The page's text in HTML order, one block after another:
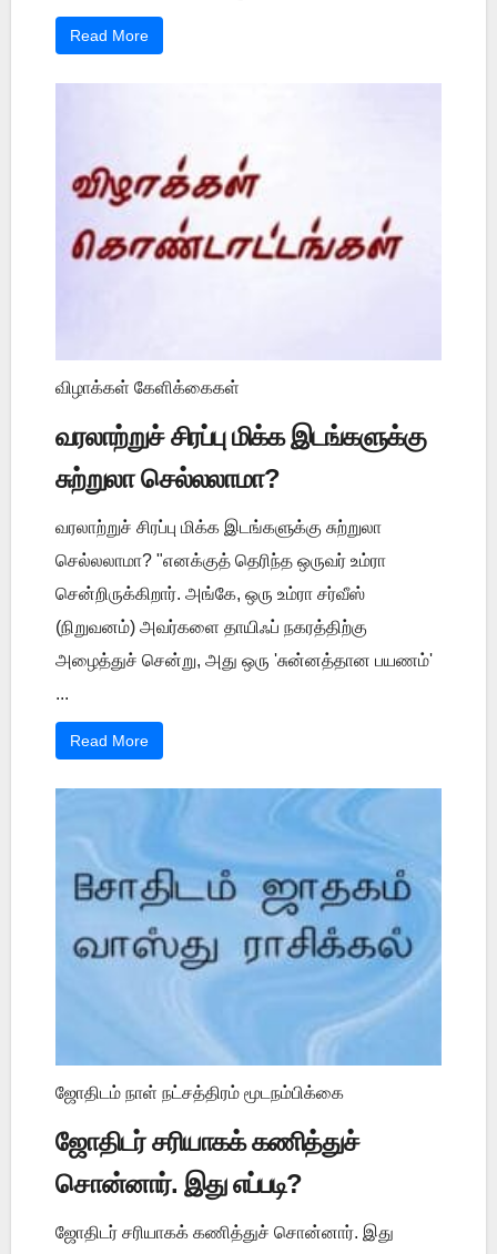
Read More
விழாக்கள் கேளிக்கைகள்
வரலாற்றுச் சிரப்பு மிக்க இடங்களுக்கு
சுற்றுலா செல்லலாமா?
வரலாற்றுச் சிரப்பு மிக்க இடங்களுக்கு சுற்றுலா
செல்லலாமா? "எனக்குத் தெரிந்த ஒருவர் உம்ரா
சென்றிருக்கிறார். அங்கே, ஒரு உம்ரா சர்வீஸ்
(நிறுவனம்) அவர்களை தாயிஃப் நகரத்திற்கு
அழைத்துச் சென்று, அது ஒரு 'சுன்னத்தான பயணம்'
...
Read More
ஜோதிடம் நாள் நட்சத்திரம் மூடநம்பிக்கை
ஜோதிடர் சரியாகக் கணித்துச்
சொன்னார். இது எப்படி?
ஜோதிடர் சரியாகக் கணித்துச் சொன்னார். இது